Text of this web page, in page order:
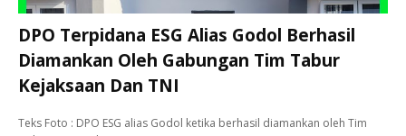
DPO Terpidana ESG Alias Godol Berhasil
Diamankan Oleh Gabungan Tim Tabur
Kejaksaan Dan TNI
Teks Foto : DPO ESG alias Godol ketika berhasil diamankan oleh Tim